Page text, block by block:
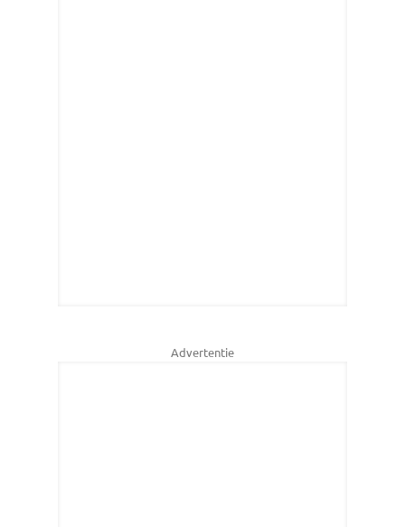
Advertentie